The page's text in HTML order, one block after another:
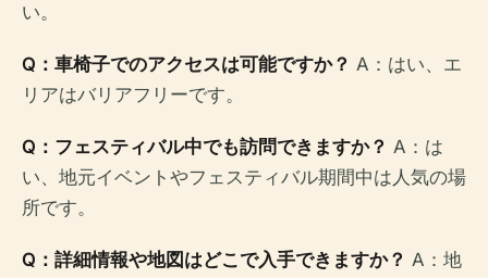
い。
Q：車椅子でのアクセスは可能ですか？ A：はい、エ
リアはバリアフリーです。
Q：フェスティバル中でも訪問できますか？ A：は
い、地元イベントやフェスティバル期間中は人気の場
所です。
Q：詳細情報や地図はどこで入手できますか？ A：地